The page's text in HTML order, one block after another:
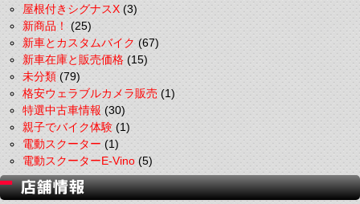
屋根付きシグナスX(3)
新商品！(25)
新車とカスタムバイク(67)
新車在庫と販売価格(15)
未分類(79)
格安ウェラブルカメラ販売(1)
特選中古車情報(30)
親子でバイク体験(1)
電動スクーター(1)
電動スクーターE-Vino(5)